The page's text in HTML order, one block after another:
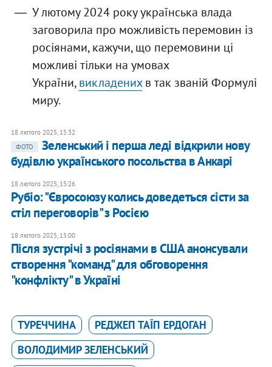
У лютому 2024 року українська влада
заговорила про можливість перемовин із
росіянами, кажучи, що перемовини ці
можливі тільки на умовах
України,викладенихв так званій Формулі
миру.
18 лютого 2025, 15:32
ФОТО
Зеленський і перша леді відкрили нову
будівлю українського посольства в Анкарі
18 лютого 2025, 15:26
Рубіо: "Євросоюзу колись доведеться сісти за
стіл переговорів" з Росією
18 лютого 2025, 15:00
Після зустрічі з росіянами в США анонсували
створення "команд" для обговорення
"конфлікту" в Україні
ТУРЕЧЧИНА
РЕДЖЕП ТАЇП ЕРДОГАН
ВОЛОДИМИР ЗЕЛЕНСЬКИЙ